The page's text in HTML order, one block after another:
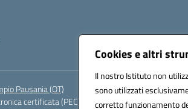
Cookies e altri
Il nostro Istituto non
sono utilizzati
corretto funzionamento
Pausania (OT)
certificata (PEC):